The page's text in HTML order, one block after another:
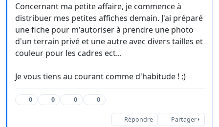
Concernant ma petite affaire, je commence à
distribuer mes petites affiches demain. J'ai préparé
une fiche pour m'autoriser à prendre une photo
d'un terrain privé et une autre avec divers tailles et
couleur pour les cadres ect...
Je vous tiens au courant comme d'habitude ! ;)
0 0 0 0
Répondre Partager